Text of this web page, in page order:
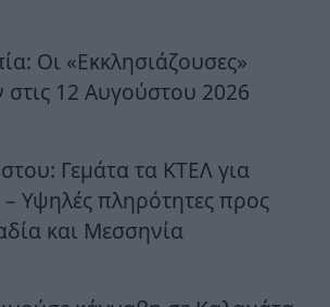
Οι «Εκκλησιάζουσες»
στις 12 Αυγούστου 2026
Γεμάτα τα ΚΤΕΛ για
Υψηλές πληρότητες προς
και Μεσσηνία